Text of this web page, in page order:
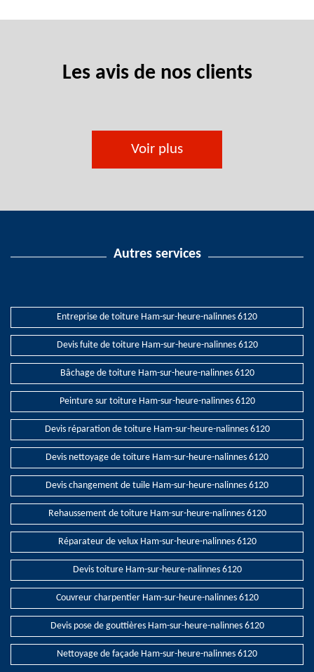
Les avis de nos clients
Voir plus
Autres services
Entreprise de toiture Ham-sur-heure-nalinnes 6120
Devis fuite de toiture Ham-sur-heure-nalinnes 6120
Bâchage de toiture Ham-sur-heure-nalinnes 6120
Peinture sur toiture Ham-sur-heure-nalinnes 6120
Devis réparation de toiture Ham-sur-heure-nalinnes 6120
Devis nettoyage de toiture Ham-sur-heure-nalinnes 6120
Devis changement de tuile Ham-sur-heure-nalinnes 6120
Rehaussement de toiture Ham-sur-heure-nalinnes 6120
Réparateur de velux Ham-sur-heure-nalinnes 6120
Devis toiture Ham-sur-heure-nalinnes 6120
Couvreur charpentier Ham-sur-heure-nalinnes 6120
Devis pose de gouttières Ham-sur-heure-nalinnes 6120
Nettoyage de façade Ham-sur-heure-nalinnes 6120